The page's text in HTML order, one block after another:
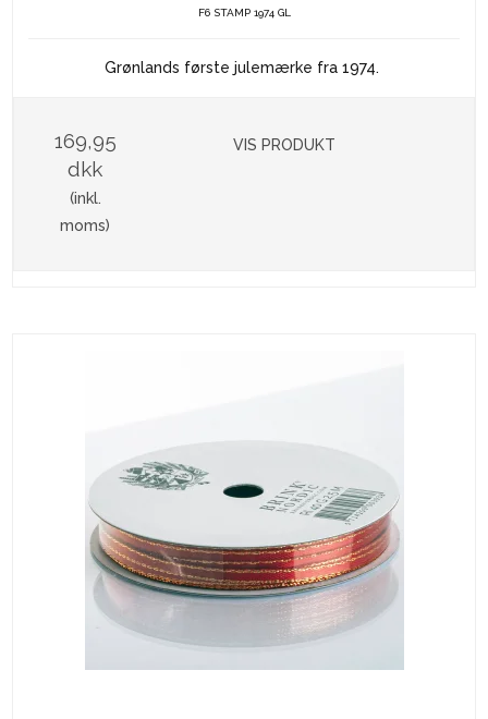
F6 STAMP 1974 GL
Grønlands første julemærke fra 1974.
169,95
dkk
(inkl.
moms)
VIS PRODUKT